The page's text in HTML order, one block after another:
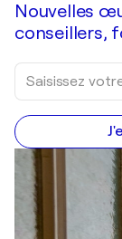
Nouvelles
conseillers,